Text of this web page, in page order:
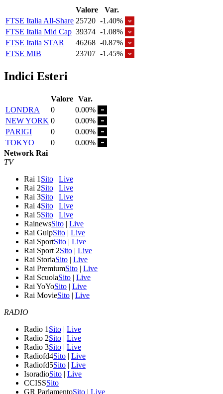
Valore
Var.
FTSE Italia All-Share 25720 -1.40%
FTSE Italia Mid Cap 39374 -1.08%
FTSE Italia STAR
46268 -0.87%
FTSE MIB
23707 -1.45%
Indici Esteri
Valore Var.
LONDRA
0
0.00%
NEW YORK 0
0.00%
PARIGI
0
0.00%
TOKYO
0
0.00%
Network Rai
TV
Rai 1 Sito | Live
Rai 2Sito | Live
Rai 3Sito | Live
Rai 4Sito | Live
Rai 5Sito | Live
RainewsSito | Live
Rai GulpSito | Live
Rai SportSito | Live
Rai Sport 2Sito | Live
Rai StoriaSito | Live
Rai PremiumSito | Live
Rai ScuolaSito | Live
Rai YoYoSito | Live
Rai MovieSito | Live
RADIO
Radio 1 Sito | Live
Radio 2Sito | Live
Radio 3Sito | Live
Radiofd4Sito | Live
Radiofd5Sito | Live
IsoradioSito | Live
CCISSSito
GR ParlamentoSito | Live